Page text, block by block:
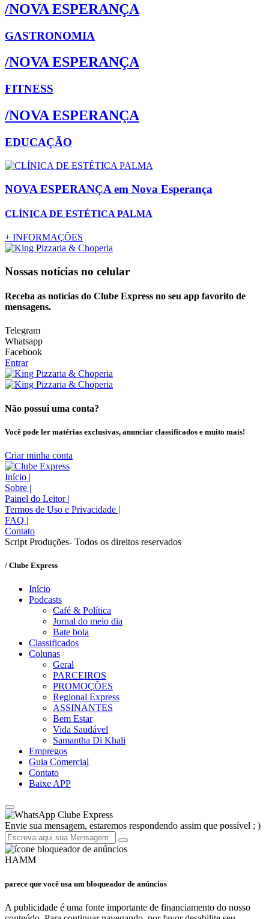
/NOVA ESPERANÇA
GASTRONOMIA
/NOVA ESPERANÇA
FITNESS
/NOVA ESPERANÇA
EDUCAÇÃO
NOVA ESPERANÇA em Nova Esperança
CLÍNICA DE ESTÉTICA PALMA
+ INFORMAÇÕES
Nossas notícias no celular
Receba as notícias do Clube Express no seu app favorito de
mensagens.
Telegram
Whatsapp
Facebook
Entrar
Não possui uma conta?
Você pode ler matérias exclusivas, anunciar classificados e muito mais!
Criar minha conta
Início |
Sobre |
Painel do Leitor |
Termos de Uso e Privacidade |
FAQ |
Contato
Script Produções- Todos os direitos reservados
/ Clube Express
Início
Podcasts
Café & Política
Jornal do meio dia
Bate bola
Classificados
Colunas
Geral
PARCEIROS
PROMOÇÕES
Regional Express
ASSINANTES
Bem Estar
Vida Saudável
Samantha Di Khali
Empregos
Guia Comercial
Contato
Baixe APP
Clube Express
Envie sua mensagem, estaremos respondendo assim que possível ; )
HAMM
parece que você usa um bloqueador de anúncios
A publicidade é uma fonte importante de financiamento do nosso